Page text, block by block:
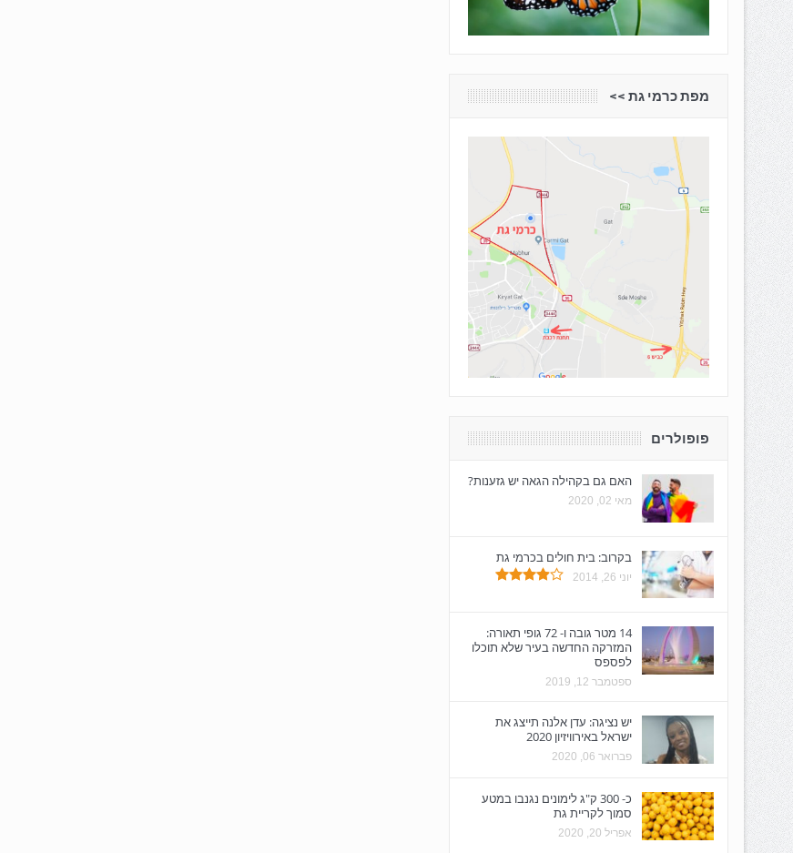
מפת כרמי גת <<
פופולרים
האם גם בקהילה הגאה יש גזענות?
מאי 02, 2020
בקרוב: בית חולים בכרמי גת
יוני 26, 2014
14 מטר גובה ו- 72 גופי תאורה:
המזרקה החדשה בעיר שלא תוכלו
לפספס
ספטמבר 12, 2019
יש נציגה: עדן אלנה תייצג את
ישראל באירוויזיון 2020
פברואר 06, 2020
כ- 300 ק"ג לימונים נגנבו במטע
סמוך לקריית גת
אפריל 20, 2020